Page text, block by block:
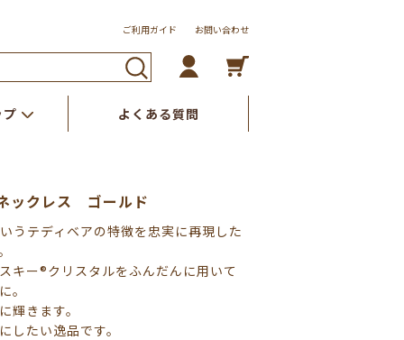
ご利用ガイド お問い合わせ
よくある質問
ックレス ゴールド
うテディベアの特徴を忠実に再現した
キー®︎クリスタルをふんだんに用いて
。
輝きます。
したい逸品です。